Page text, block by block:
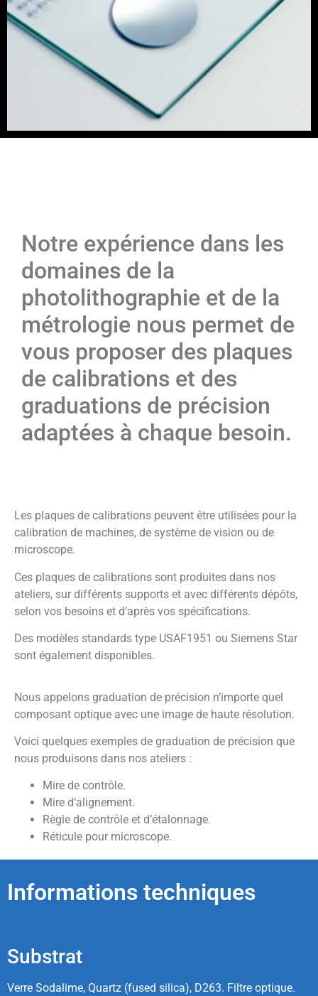
Notre expérience dans les
domaines de la
photolithographie et de la
métrologie nous permet de
vous proposer des plaques
de calibrations et des
graduations de précision
adaptées à chaque besoin.
Les plaques de calibrations peuvent être utilisées pour la
calibration de machines, de système de vision ou de
microscope.
Ces plaques de calibrations sont produites dans nos
ateliers, sur différents supports et avec différents dépôts,
selon vos besoins et d’après vos spécifications.
Des modèles standards type USAF1951 ou Siemens Star
sont également disponibles.
Nous appelons graduation de précision n’importe quel
composant optique avec une image de haute résolution.
Voici quelques exemples de graduation de précision que
nous produisons dans nos ateliers :
Mire de contrôle.
Mire d’alignement.
Règle de contrôle et d’étalonnage.
Réticule pour microscope.
Informations techniques
Substrat
Verre Sodalime, Quartz (fused silica), D263. Filtre optique.